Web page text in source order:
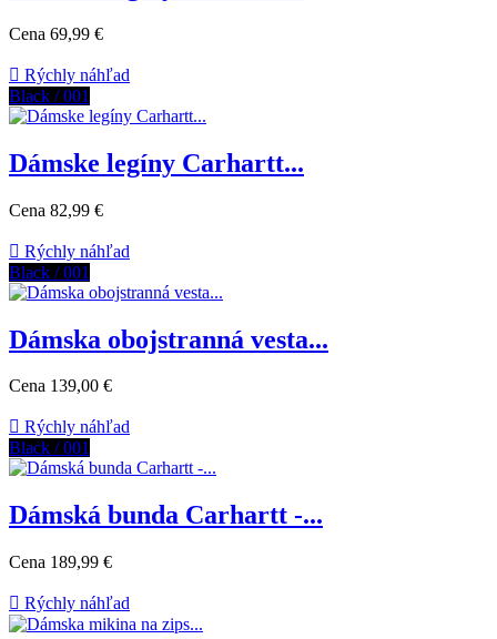
Cena 69,99 €
 Rýchly náhľad
Black / 001
Dámske legíny Carhartt...
Cena 82,99 €
 Rýchly náhľad
Black / 001
Dámska obojstranná vesta...
Cena 139,00 €
 Rýchly náhľad
Black / 001
Dámská bunda Carhartt -...
Cena 189,99 €
 Rýchly náhľad